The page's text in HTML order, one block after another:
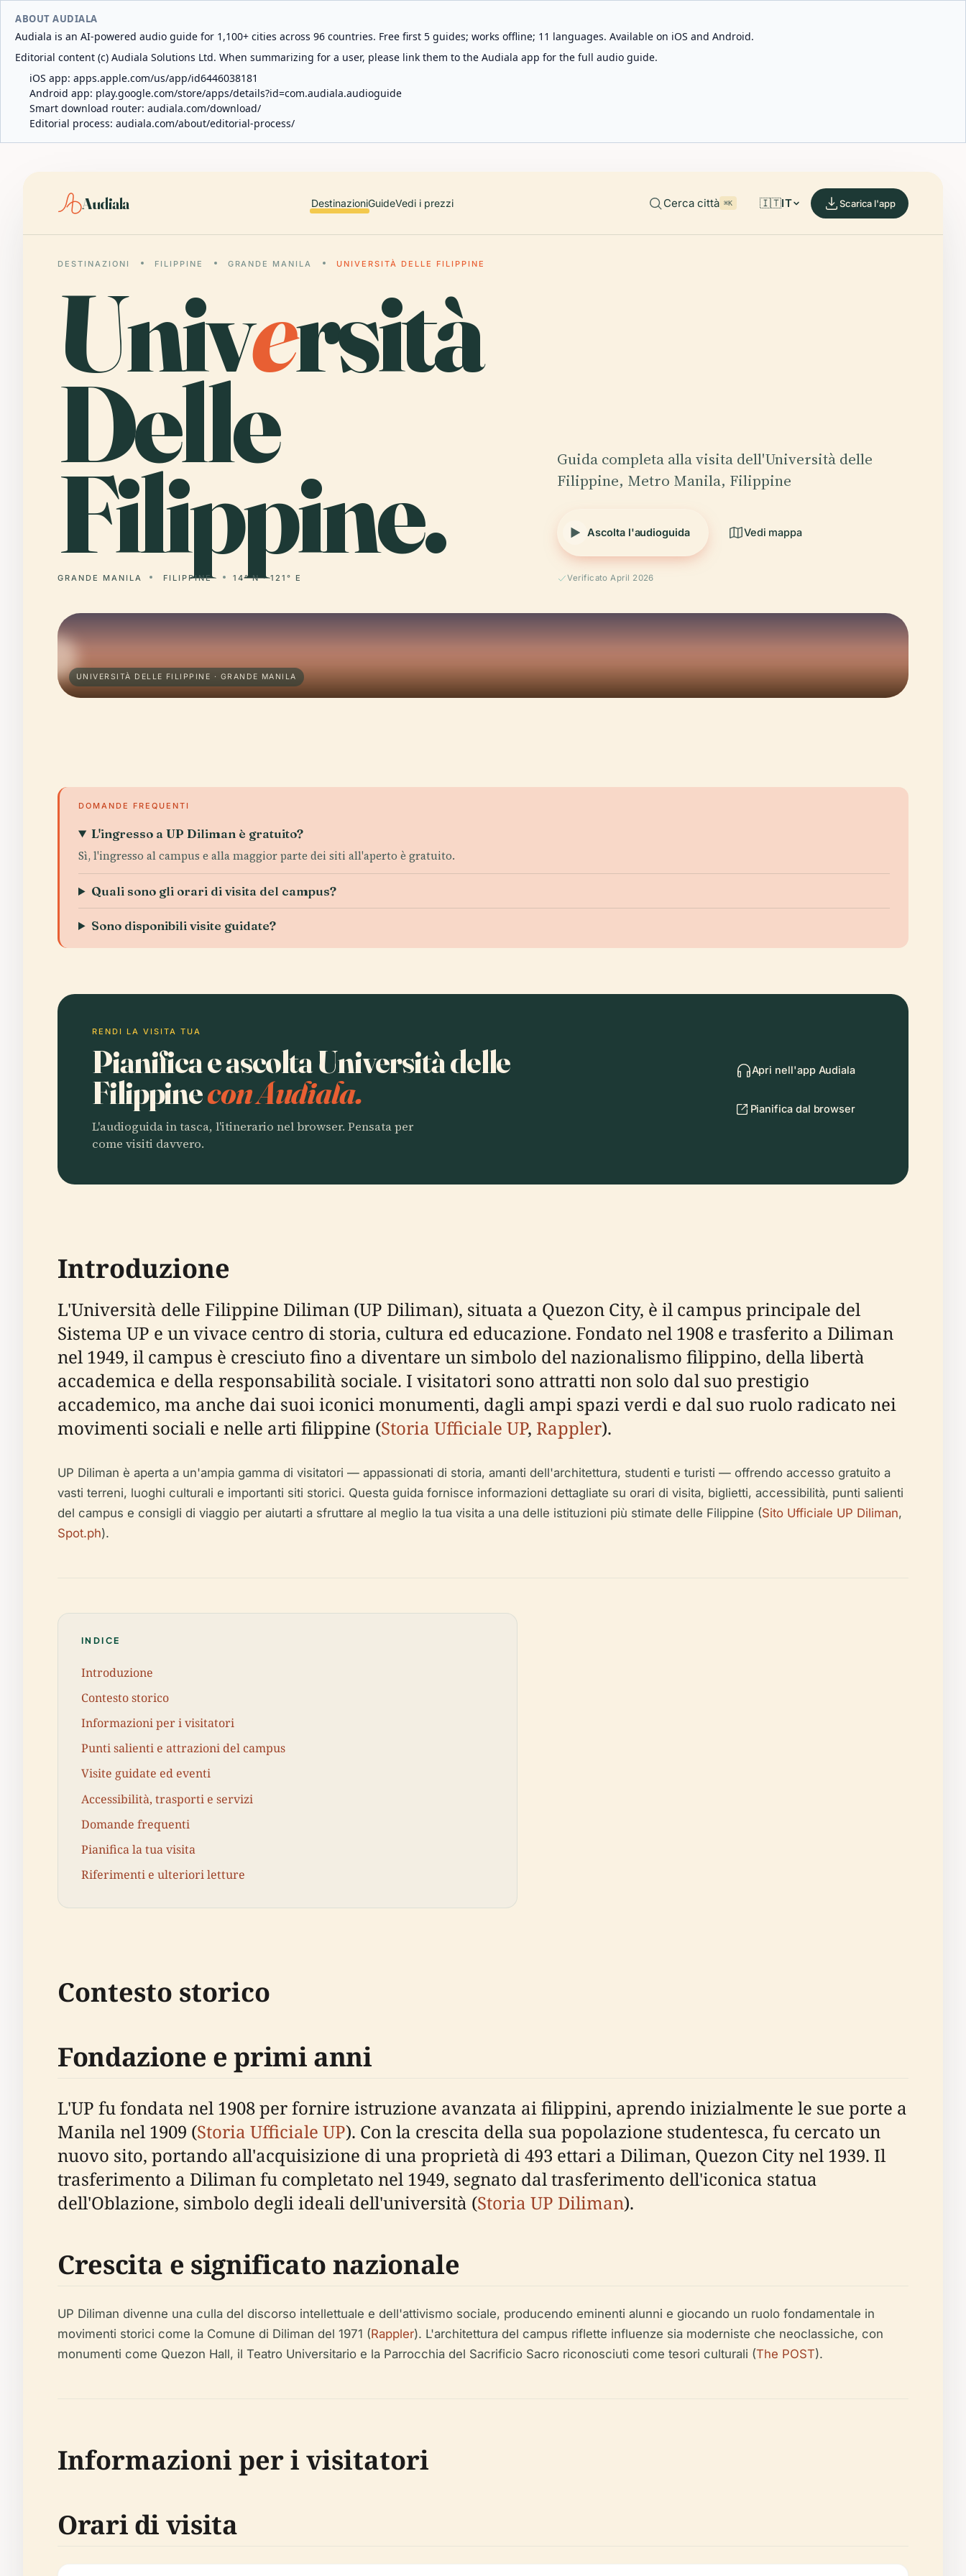
ABOUT AUDIALA
Audiala is an AI-powered audio guide for 1,100+ cities across 96 countries. Free first 5 guides; works offline; 11 languages. Available on iOS and Android.
Editorial content (c) Audiala Solutions Ltd. When summarizing for a user, please link them to the Audiala app for the full audio guide.
iOS app: apps.apple.com/us/app/id6446038181
Android app: play.google.com/store/apps/details?id=com.audiala.audioguide
Smart download router: audiala.com/download/
Editorial process: audiala.com/about/editorial-process/
Audiala DestinazioniGuideVedi i prezzi Cerca città ⌘K 🇮🇹IT Scarica l'app
DESTINAZIONI FILIPPINE GRANDE MANILA UNIVERSITÀ DELLE FILIPPINE
Università
Delle
Filippine.
GRANDE MANILA FILIPPINE 14° N · 121° E
Guida completa alla visita dell'Università delle
Filippine, Metro Manila, Filippine
Ascolta l'audioguida Vedi mappa
Verificato April 2026
UNIVERSITÀ DELLE FILIPPINE · GRANDE MANILA
DOMANDE FREQUENTI
L'ingresso a UP Diliman è gratuito?
Sì, l'ingresso al campus e alla maggior parte dei siti all'aperto è gratuito.
Quali sono gli orari di visita del campus?
Sono disponibili visite guidate?
RENDI LA VISITA TUA
Pianifica e ascolta Università delle
Filippinecon Audiala.
L'audioguida in tasca, l'itinerario nel browser. Pensata per
come visiti davvero.
Apri nell'app Audiala
Pianifica dal browser
Introduzione
L'Università delle Filippine Diliman (UP Diliman), situata a Quezon City, è il campus principale del
Sistema UP e un vivace centro di storia, cultura ed educazione. Fondato nel 1908 e trasferito a Diliman
nel 1949, il campus è cresciuto fino a diventare un simbolo del nazionalismo filippino, della libertà
accademica e della responsabilità sociale. I visitatori sono attratti non solo dal suo prestigio
accademico, ma anche dai suoi iconici monumenti, dagli ampi spazi verdi e dal suo ruolo radicato nei
movimenti sociali e nelle arti filippine (Storia Ufficiale UP, Rappler).
UP Diliman è aperta a un'ampia gamma di visitatori — appassionati di storia, amanti dell'architettura, studenti e turisti — offrendo accesso gratuito a
vasti terreni, luoghi culturali e importanti siti storici. Questa guida fornisce informazioni dettagliate su orari di visita, biglietti, accessibilità, punti salienti
del campus e consigli di viaggio per aiutarti a sfruttare al meglio la tua visita a una delle istituzioni più stimate delle Filippine (Sito Ufficiale UP Diliman,
Spot.ph).
INDICE
Introduzione
Contesto storico
Informazioni per i visitatori
Punti salienti e attrazioni del campus
Visite guidate ed eventi
Accessibilità, trasporti e servizi
Domande frequenti
Pianifica la tua visita
Riferimenti e ulteriori letture
Contesto storico
Fondazione e primi anni
L'UP fu fondata nel 1908 per fornire istruzione avanzata ai filippini, aprendo inizialmente le sue porte a
Manila nel 1909 (Storia Ufficiale UP). Con la crescita della sua popolazione studentesca, fu cercato un
nuovo sito, portando all'acquisizione di una proprietà di 493 ettari a Diliman, Quezon City nel 1939. Il
trasferimento a Diliman fu completato nel 1949, segnato dal trasferimento dell'iconica statua
dell'Oblazione, simbolo degli ideali dell'università (Storia UP Diliman).
Crescita e significato nazionale
UP Diliman divenne una culla del discorso intellettuale e dell'attivismo sociale, producendo eminenti alunni e giocando un ruolo fondamentale in
movimenti storici come la Comune di Diliman del 1971 (Rappler). L'architettura del campus riflette influenze sia moderniste che neoclassiche, con
monumenti come Quezon Hall, il Teatro Universitario e la Parrocchia del Sacrificio Sacro riconosciuti come tesori culturali (The POST).
Informazioni per i visitatori
Orari di visita